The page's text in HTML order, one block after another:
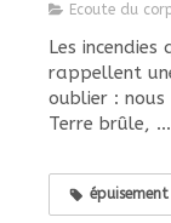
Ecoute du
Les
rappellent
oublier :
Terre brûle, ...